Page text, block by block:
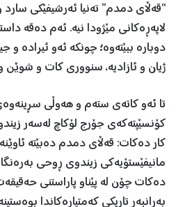
“قەڵای دمدم” تەنیا ئەرشیفێکی
لاپەڕەکانی مێژودا نیە. ئەم دەقە
دوبارە ببێتەوە؛ چونکە ئەو ئیرادە و
ژیان و ئازادیە، سنووری کات و شوێن
تا ئەو کاتەی ستەم و هەوڵی
کۆنسێپتەکەی جۆرج لۆکاچ لەسەر
کار دەکات: قەڵای دمدم دەبێتە
مانیفێستۆیەکی زیندوی ڕوحی
دەکات چۆن لە پێناو پاراستنی
بەرانبەر تاریکی کەمتیارەکاندا